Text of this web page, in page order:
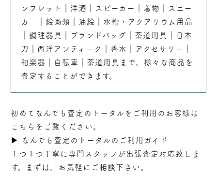
ンフレット
洋酒 スピーカー 着物
スニー
カー
絵画類 油絵
水槽・アクアリウム用品
調理器具 ブランドバッグ ｜茶道用具｜
日本
刀
西洋アンティーク 香水 アクセサリー
和楽器
自転車 茶道用具 まで、様々な商品を
査定することができます。
初めてなんでも査定のトータルをご利用のお客様は
こちらをご覧ください。
▶︎
なんでも査定のトータルのご利用ガイド
１つ１つ丁寧に専門スタッフが出張査定対応致しま
す。まずは、お気軽にご相談下さい。